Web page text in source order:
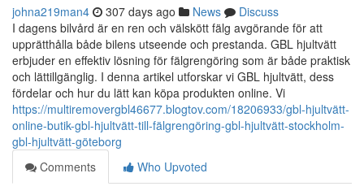
johna219man4 307 days ago News
Discuss
I dagens bilvård är en ren och välskött fälg avgörande för att
upprätthålla både bilens utseende och prestanda. GBL hjultvätt
erbjuder en effektiv lösning för fälgrengöring som är både praktisk
och lättillgänglig. I denna artikel utforskar vi GBL hjultvätt, dess
fördelar och hur du lätt kan köpa produkten online. Vi
https://multiremovergbl46677.blogtov.com/18206933/gbl-hjultvätt-
online-butik-gbl-hjultvätt-till-fälgrengöring-gbl-hjultvätt-stockholm-
gbl-hjultvätt-göteborg
Comments
Who Upvoted